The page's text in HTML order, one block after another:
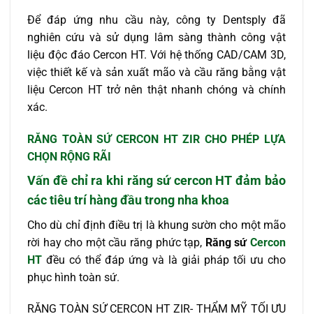
Để đáp ứng nhu cầu này, công ty Dentsply đã
nghiên cứu và sử dụng lâm sàng thành công vật
liệu độc đáo Cercon HT. Với hệ thống CAD/CAM 3D,
việc thiết kế và sản xuất mão và cầu răng bằng vật
liệu Cercon HT trở nên thật nhanh chóng và chính
xác.
RĂNG TOÀN SỨ CERCON HT ZIR CHO PHÉP LỰA
CHỌN RỘNG RÃI
Vấn đề chỉ ra khi răng sứ cercon HT đảm bảo
các tiêu trí hàng đầu trong nha khoa
Cho dù chỉ định điều trị là khung sườn cho một mão
rời hay cho một cầu răng phức tạp, Răng sứCercon
HT đều có thể đáp ứng và là giải pháp tối ưu cho
phục hình toàn sứ.
RĂNG TOÀN SỨ CERCON HT ZIR- THẨM MỸ TỐI ƯU